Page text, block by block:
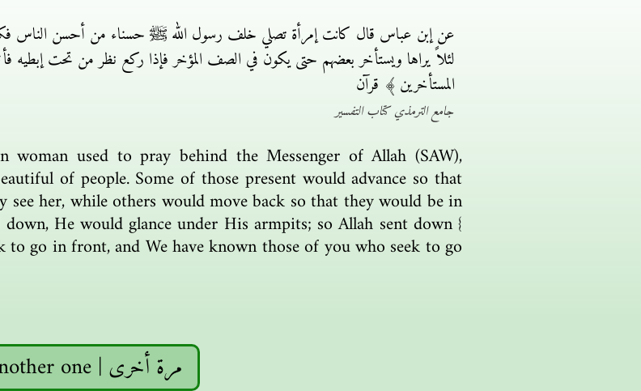
عن إبن عباس قال كانت إمرأة تصلي خلف رسول الله ﷺ حسناء من أحسن الناس
لئلاً يراها ويستأخر بعضهم حتى يكون في الصف المؤخر فإذا ركع نظر من تحت إبطيه
المستأخرين ﴾ قرآن
جامع الترمذي كتاب التفسير
woman used to pray behind the Messenger of Allah (SAW),
of people. Some of those present would advance so that
her, while others would move back so that they would be in
He would glance under His armpits; so Allah sent down {
go in front, and We have known those of you who seek to go
Another one | مرة أخرى